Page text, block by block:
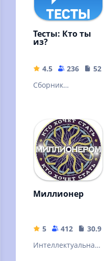
Тесты: Кто ты
из?
4.5 236
Сборник
и своих друзей.
Миллионер
5 412
30.99
Интеллектуальная